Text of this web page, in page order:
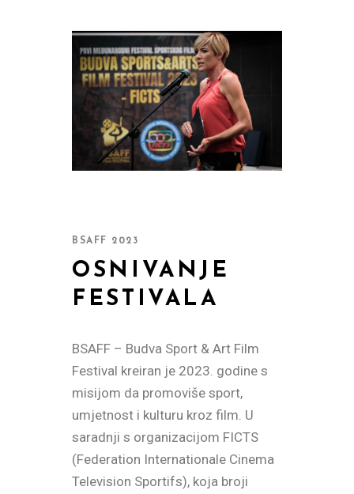
BSAFF 2023
OSNIVANJE
FESTIVALA
BSAFF – Budva Sport & Art Film
Festival kreiran je 2023. godine s
misijom da promoviše sport,
umjetnost i kulturu kroz film. U
saradnji s organizacijom FICTS
(Federation Internationale Cinema
Television Sportifs), koja broji